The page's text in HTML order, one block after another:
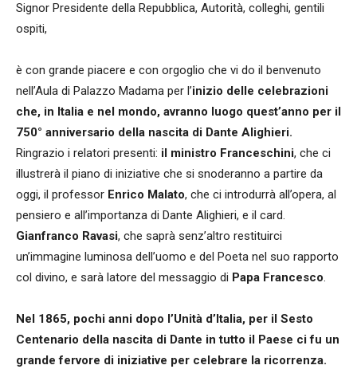
Signor Presidente della Repubblica, Autorità, colleghi, gentili
ospiti,
è con grande piacere e con orgoglio che vi do il benvenuto
nell’Aula di Palazzo Madama per l’inizio delle celebrazioni
che, in Italia e nel mondo, avranno luogo quest’anno per il
750° anniversario della nascita di Dante Alighieri.
Ringrazio i relatori presenti: il ministro Franceschini, che ci
illustrerà il piano di iniziative che si snoderanno a partire da
oggi, il professor Enrico Malato, che ci introdurrà all’opera, al
pensiero e all’importanza di Dante Alighieri, e il card.
Gianfranco Ravasi, che saprà senz’altro restituirci
un’immagine luminosa dell’uomo e del Poeta nel suo rapporto
col divino, e sarà latore del messaggio di Papa Francesco.
Nel 1865, pochi anni dopo l’Unità d’Italia, per il Sesto
Centenario della nascita di Dante in tutto il Paese ci fu un
grande fervore di iniziative per celebrare la ricorrenza.